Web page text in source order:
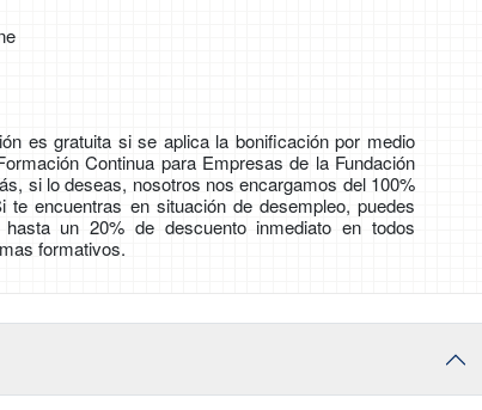
es gratuita si se aplica la bonificación por medio
Continua para Empresas de la Fundación
si lo deseas, nosotros nos encargamos del 100%
te encuentras en situación de desempleo, puedes
hasta un 20% de descuento inmediato en todos
formativos.